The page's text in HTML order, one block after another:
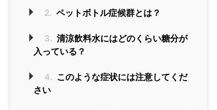
2. ペットボトル症候群とは？
3. 清涼飲料水にはどのくらい糖分が
入っている？
4. このような症状には注意してくだ
さい